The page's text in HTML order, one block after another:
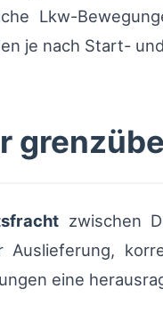
Lkw-
je nach Start-
zwischen
Auslieferung,
eine